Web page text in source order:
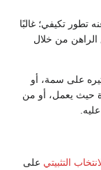
تطور تكيفي؛ غالبًا
الراهن من خلال
على سمة، أو
حيث يعمل، أو من
التثبيتي على